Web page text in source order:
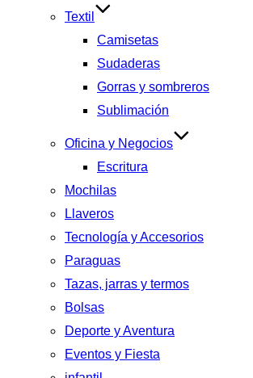
Textil
Camisetas
Sudaderas
Gorras y sombreros
Sublimación
Oficina y Negocios
Escritura
Mochilas
Llaveros
Tecnología y Accesorios
Paraguas
Tazas, jarras y termos
Bolsas
Deporte y Aventura
Eventos y Fiesta